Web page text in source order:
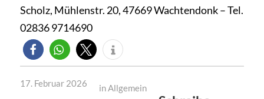
Scholz, Mühlenstr. 20, 47669 Wachtendonk – Tel.
02836 9714690
17. Februar 2026 inAllgemein